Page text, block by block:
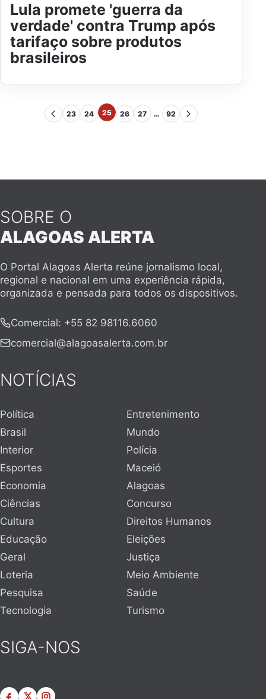
Lula promete 'guerra da
verdade' contra Trump após
tarifaço sobre produtos
brasileiros
23 24 25 26 27 … 92
SOBRE O
ALAGOAS ALERTA
O Portal Alagoas Alerta reúne jornalismo local,
regional e nacional em uma experiência rápida,
organizada e pensada para todos os dispositivos.
Comercial: +55 82 98116.6060
comercial@alagoasalerta.com.br
NOTÍCIAS
Política
Entretenimento
Brasil
Mundo
Interior
Polícia
Esportes
Maceió
Economia
Alagoas
Ciências
Concurso
Cultura
Direitos Humanos
Educação
Eleições
Geral
Justiça
Loteria
Meio Ambiente
Pesquisa
Saúde
Tecnologia
Turismo
SIGA-NOS